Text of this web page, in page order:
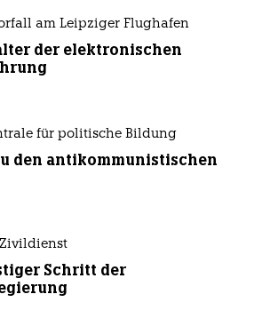
am Leipziger Flughafen
der elektronischen
für politische Bildung
den antikommunistischen
Schritt der